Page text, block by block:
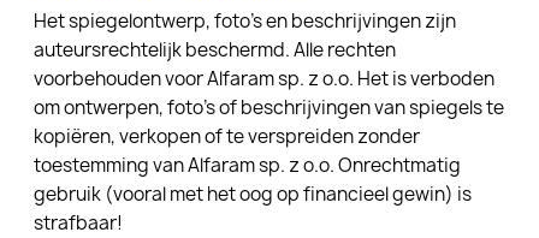
Het spiegelontwerp, foto's en beschrijvingen zijn
auteursrechtelijk beschermd. Alle rechten
voorbehouden voor Alfaram sp. z o.o. Het is verboden
om ontwerpen, foto's of beschrijvingen van spiegels te
kopiëren, verkopen of te verspreiden zonder
toestemming van Alfaram sp. z o.o. Onrechtmatig
gebruik (vooral met het oog op financieel gewin) is
strafbaar!